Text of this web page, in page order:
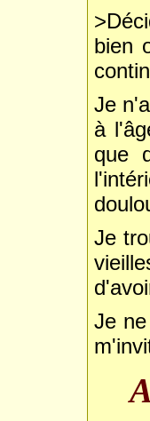
bien
Je
à
que
Je
Je